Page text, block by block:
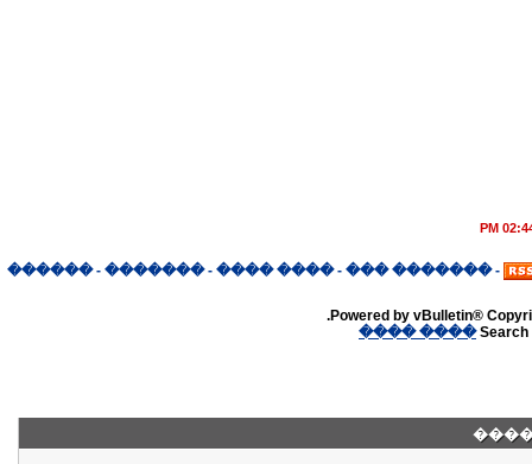
02:44
-
������� ���
-
���� ����
-
�������
-
������
Powered by vBulletin®
Search
���� ����